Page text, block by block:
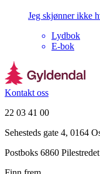
Jeg skjønner ikke
Lydbok
E-bok
Kontakt oss
22 03 41 00
Sehesteds gate 4, 0164
Postboks 6860